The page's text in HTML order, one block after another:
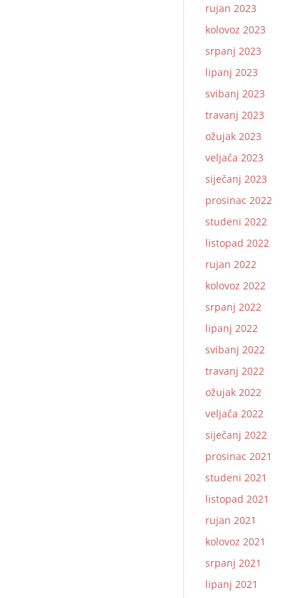
rujan 2023
kolovoz 2023
srpanj 2023
lipanj 2023
svibanj 2023
travanj 2023
ožujak 2023
veljača 2023
siječanj 2023
prosinac 2022
studeni 2022
listopad 2022
rujan 2022
kolovoz 2022
srpanj 2022
lipanj 2022
svibanj 2022
travanj 2022
ožujak 2022
veljača 2022
siječanj 2022
prosinac 2021
studeni 2021
listopad 2021
rujan 2021
kolovoz 2021
srpanj 2021
lipanj 2021